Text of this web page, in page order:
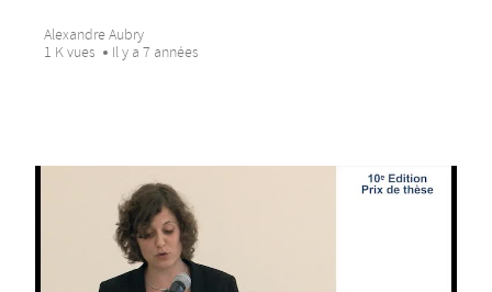
Alexandre Aubry
1 K vues
Il y a 7 années